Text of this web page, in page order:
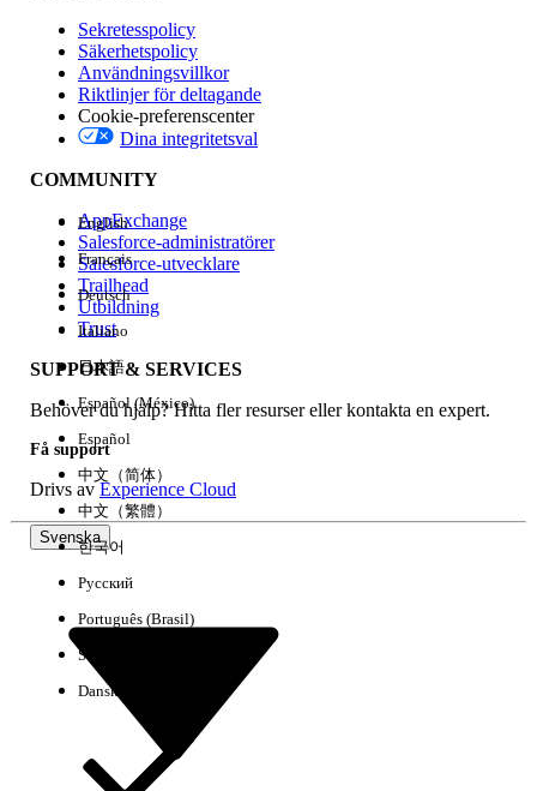
Version
Händelse
Rensa alla Klart
Sekretesspolicy
Säkerhetspolicy
Användningsvillkor
Riktlinjer för deltagande
Cookie-preferenscenter
Dina integritetsval
COMMUNITY
AppExchange
Salesforce-administratörer
Salesforce-utvecklare
Trailhead
Utbildning
Trust
SUPPORT & SERVICES
Behöver du hjälp? Hitta fler resurser eller kontakta en expert.
Få support
Drivs avExperience Cloud
Svenska
English
Français
Deutsch
Italiano
日本語
Español (México)
Español
中文（简体）
中文（繁體）
한국어
Русский
Português (Brasil)
Suomi
Dansk